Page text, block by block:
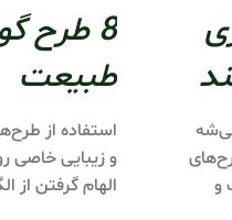
و
8 طرح
طبیعت
استفاده از
و زیبایی خاصی
الهام گرفتن از